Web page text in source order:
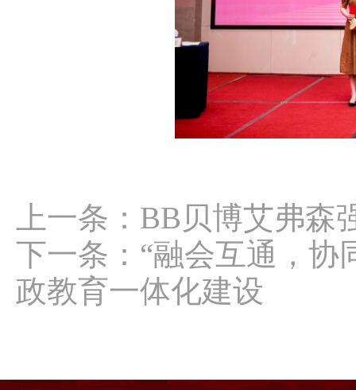
上一条： BB贝博艾弗森
下一条： “融会互通，协
政教育一体化建设